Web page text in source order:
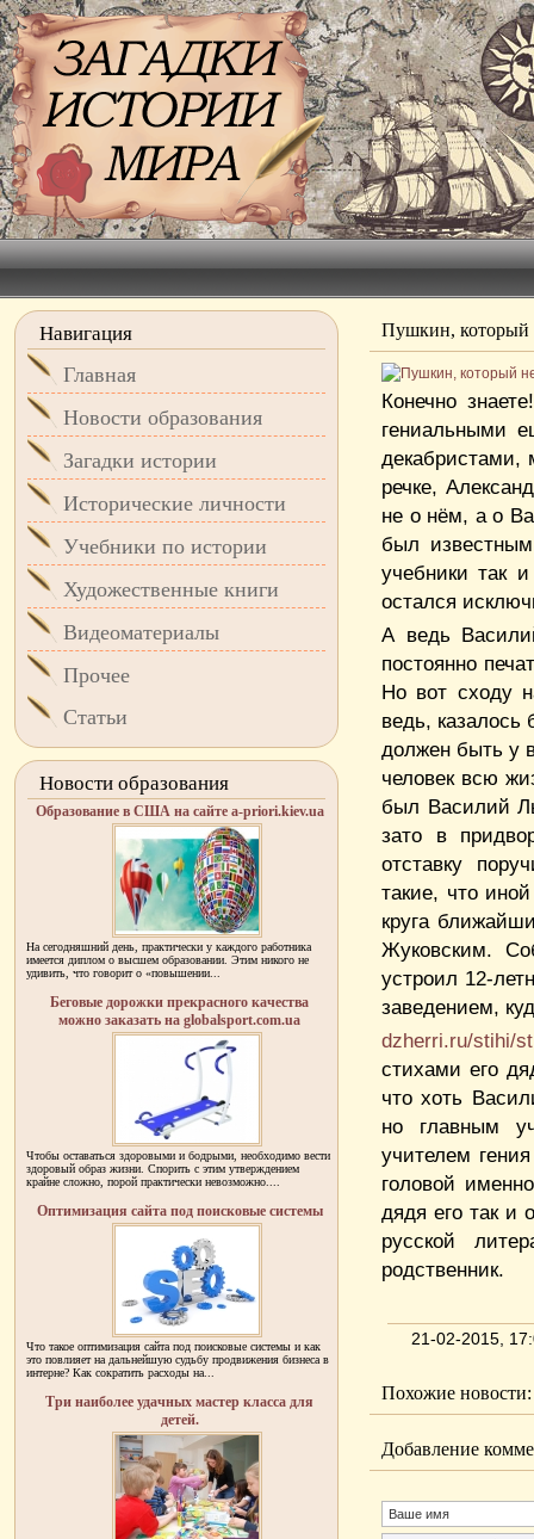
Пушкин, который
Конечно
гениальными
декабристами,
речке,
не о нём, а о
был
учебники так
остался
А ведь
постоянно
Но вот сходу
ведь,
должен быть у
человек всю
был Василий
зато в
отставку
такие, что
круга
Жуковским.
устроил 12-
заведением,
dzherri.ru/stihi/
стихами его
что хоть
но главным
учителем
головой
дядя его так и
русской
родственник.
21-02-2015,
Похожие новости:
Добавление
Навигация
Главная
Новости образования
Загадки истории
Исторические личности
Учебники по истории
Художественные книги
Видеоматериалы
Прочее
Статьи
Новости образования
Образование в США на сайте a-priori.kiev.ua
На сегодняшний день, практически у каждого работника
имеется диплом о высшем образовании. Этим никого не
удивить, что говорит о «повышении...
Беговые дорожки прекрасного качества
можно заказать на globalsport.com.ua
Чтобы оставаться здоровыми и бодрыми, необходимо вести
здоровый образ жизни. Спорить с этим утверждением
крайне сложно, порой практически невозможно....
Оптимизация сайта под поисковые системы
Что такое оптимизация сайта под поисковые системы и как
это повлияет на дальнейшую судьбу продвижения бизнеса в
интерне? Как сократить расходы на...
Три наиболее удачных мастер класса для
детей.